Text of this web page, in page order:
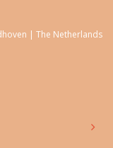
| The Netherlands